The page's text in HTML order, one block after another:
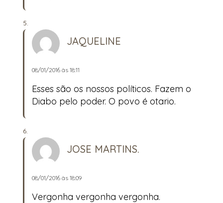
JAQUELINE
08/01/2016 às 18:11
Esses são os nossos políticos. Fazem o
Diabo pelo poder. O povo é otario.
JOSE MARTINS.
08/01/2016 às 18:09
Vergonha vergonha vergonha.